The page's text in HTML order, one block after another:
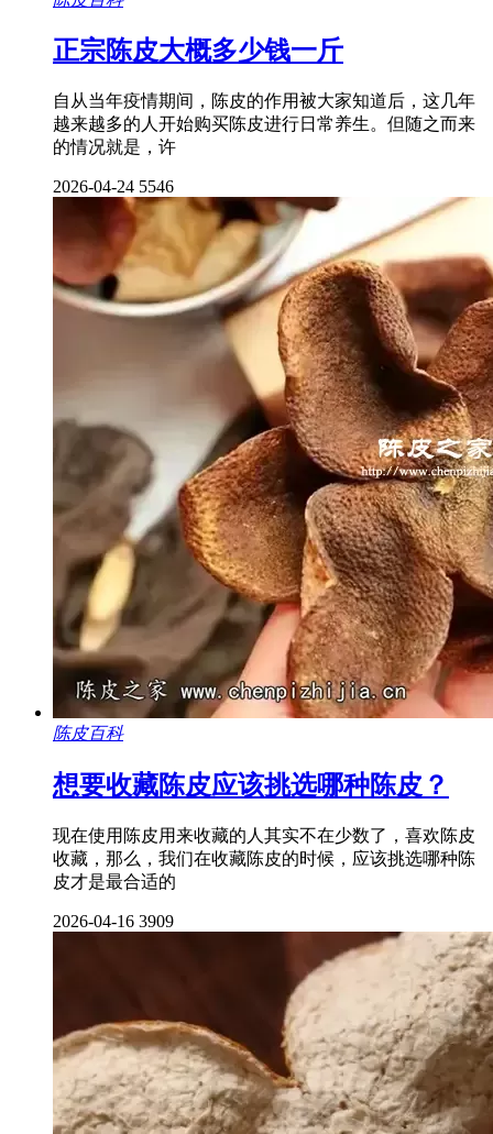
正宗陈皮大概多少钱一斤
自从当年疫情期间，陈皮的作用被大家知道后，这几年
越来越多的人开始购买陈皮进行日常养生。但随之而来
的情况就是，许
2026-04-24 5546
陈皮百科
想要收藏陈皮应该挑选哪种陈皮？
现在使用陈皮用来收藏的人其实不在少数了，喜欢陈皮
收藏，那么，我们在收藏陈皮的时候，应该挑选哪种陈
皮才是最合适的
2026-04-16 3909